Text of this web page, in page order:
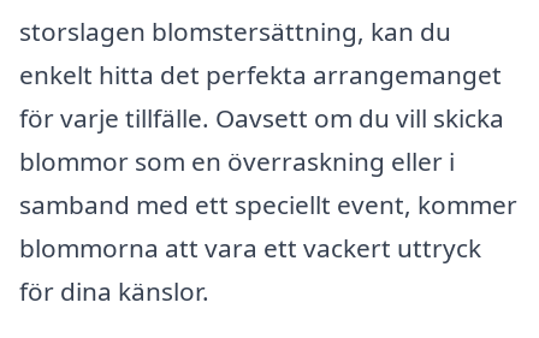
storslagen blomstersättning, kan du
enkelt hitta det perfekta arrangemanget
för varje tillfälle. Oavsett om du vill skicka
blommor som en överraskning eller i
samband med ett speciellt event, kommer
blommorna att vara ett vackert uttryck
för dina känslor.